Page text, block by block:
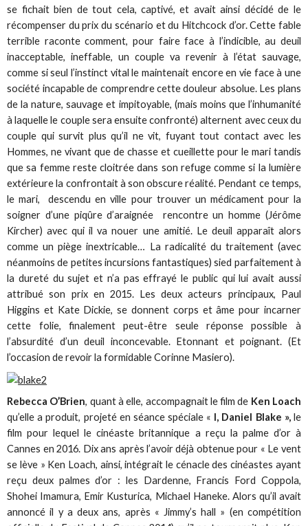
se fichait bien de tout cela, captivé, et avait ainsi décidé de le
récompenser du prix du scénario et du Hitchcock d’or. Cette fable
terrible raconte comment, pour faire face à l’indicible, au deuil
inacceptable, ineffable, un couple va revenir à l’état sauvage,
comme si seul l’instinct vital le maintenait encore en vie face à une
société incapable de comprendre cette douleur absolue. Les plans
de la nature, sauvage et impitoyable, (mais moins que l’inhumanité
à laquelle le couple sera ensuite confronté) alternent avec ceux du
couple qui survit plus qu’il ne vit, fuyant tout contact avec les
Hommes, ne vivant que de chasse et cueillette pour le mari tandis
que sa femme reste cloitrée dans son refuge comme si la lumière
extérieure la confrontait à son obscure réalité. Pendant ce temps,
le mari, descendu en ville pour trouver un médicament pour la
soigner d’une piqûre d’araignée rencontre un homme (Jérôme
Kircher) avec qui il va nouer une amitié. Le deuil apparaît alors
comme un piège inextricable… La radicalité du traitement (avec
néanmoins de petites incursions fantastiques) sied parfaitement à
la dureté du sujet et n’a pas effrayé le public qui lui avait aussi
attribué son prix en 2015. Les deux acteurs principaux, Paul
Higgins et Kate Dickie, se donnent corps et âme pour incarner
cette folie, finalement peut-être seule réponse possible à
l’absurdité d’un deuil inconcevable. Etonnant et poignant. (Et
l’occasion de revoir la formidable Corinne Masiero).
Rebecca O’Brien, quant à elle, accompagnait le film de Ken Loach
qu’elle a produit, projeté en séance spéciale « I, Daniel Blake »,le
film pour lequel le cinéaste britannique a reçu la palme d’or à
Cannes en 2016. Dix ans après l’avoir déjà obtenue pour « Le vent
se lève » Ken Loach, ainsi, intégrait le cénacle des cinéastes ayant
reçu deux palmes d’or : les Dardenne, Francis Ford Coppola,
Shohei Imamura, Emir Kusturica, Michael Haneke. Alors qu’il avait
annoncé il y a deux ans, après « Jimmy’s hall » (en compétition